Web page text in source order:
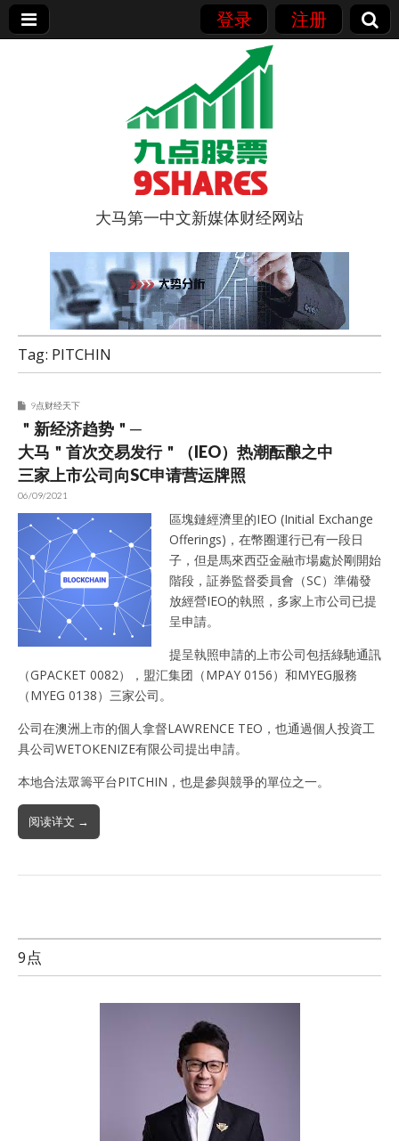
登录 注册
9点股票
大马第一中文新媒体财经网站
Tag: PITCHIN
9点财经天下
＂新经济趋势＂─
大马＂首次交易发行＂（IEO）热潮酝酿之中
三家上市公司向SC申请营运牌照
06/09/2021
區塊鏈經濟里的IEO (Initial Exchange
Offerings)，在幣圈運行已有一段日
子，但是馬來西亞金融市場處於剛開始
階段，証券監督委員會（SC）準備發
放經營IEO的執照，多家上市公司已提
呈申請。
提呈執照申請的上市公司包括綠馳通訊
（GPACKET 0082），盟汇集团（MPAY 0156）和MYEG服務
（MYEG 0138）三家公司。
公司在澳洲上市的個人拿督LAWRENCE TEO，也通過個人投資工
具公司WETOKENIZE有限公司提出申請。
本地合法眾籌平台PITCHIN，也是參與競爭的單位之一。
阅读详文 →
9点